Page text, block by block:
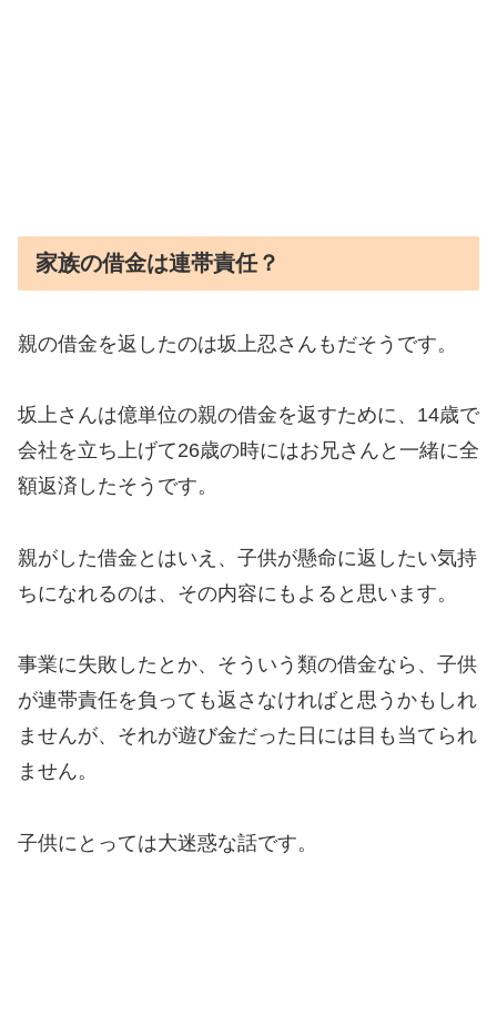
家族の借金は連帯責任？
親の借金を返したのは坂上忍さんもだそうです。
坂上さんは億単位の親の借金を返すために、14歳で
会社を立ち上げて26歳の時にはお兄さんと一緒に全
額返済したそうです。
親がした借金とはいえ、子供が懸命に返したい気持
ちになれるのは、その内容にもよると思います。
事業に失敗したとか、そういう類の借金なら、子供
が連帯責任を負っても返さなければと思うかもしれ
ませんが、それが遊び金だった日には目も当てられ
ません。
子供にとっては大迷惑な話です。